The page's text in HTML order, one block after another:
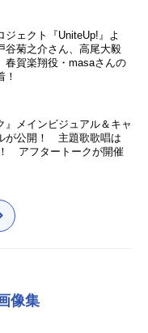
ジェクト『UniteUp!』よ
谷菊之介さん、高尾大毅
春賀楽翔役・masaさんの
！
』メインビジュアル＆キャ
が公開！ 主題歌歌唱は
アフタートークが開催
像集